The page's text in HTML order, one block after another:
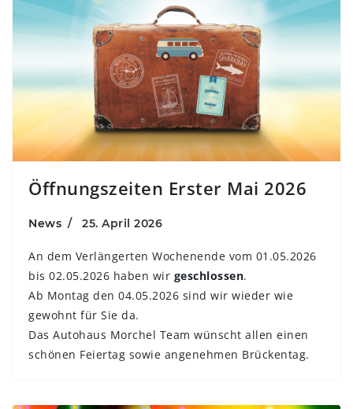
Öffnungszeiten Erster Mai 2026
News 25. April 2026
An dem Verlängerten Wochenende vom 01.05.2026
bis 02.05.2026 haben wir geschlossen.
Ab Montag den 04.05.2026 sind wir wieder wie
gewohnt für Sie da.
Das Autohaus Morchel Team wünscht allen einen
schönen Feiertag sowie angenehmen Brückentag.